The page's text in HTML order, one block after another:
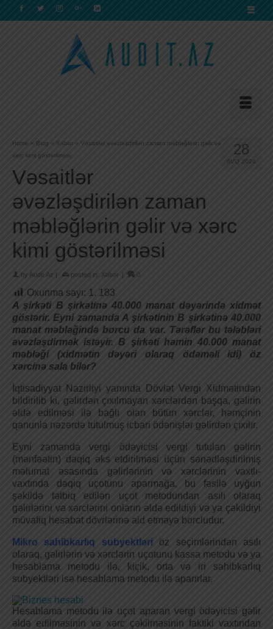
28
AVQ 2024
Home » Blog » Xəbər » Vəsaitlər əvəzləşdirilən zaman məbləğlərin gəlir və
xərc kimi göstərilməsi
Vəsaitlər
əvəzləşdirilən zaman
məbləğlərin gəlir və xərc
kimi göstərilməsi
by Audit.Az | posted in: Xəbər | 0
Oxunma sayı: 1. 183
A şirkəti B şirkətinə 40.000 manat dəyərində xidmət
göstərir. Eyni zamanda A şirkətinin B şirkətinə 40.000
manat məbləğində borcu da var. Tərəflər bu tələbləri
əvəzləşdirmək istəyir. B şirkəti həmin 40.000 manat
məbləği (xidmətin dəyəri olaraq ödəməli idi) öz
xərcinə sala bilər?
İqtisadiyyat Nazirliyi yanında Dövlət Vergi Xidmətindən
bildirilib ki, gəlirdən çıxılmayan xərclərdən başqa, gəlirin
əldə edilməsi ilə bağlı olan bütün xərclər, həmçinin
qanunla nəzərdə tutulmuş icbari ödənişlər gəlirdən çıxılır.
Eyni zamanda vergi ödəyicisi vergi tutulan gəlirin
(mənfəətin) dəqiq əks etdirilməsi üçün sənədləşdirilmiş
məlumat əsasında gəlirlərinin və xərclərinin vaxtlı-
vaxtında dəqiq uçotunu aparmağa, bu fəsilə uyğun
şəkildə tətbiq edilən uçot metodundan asılı olaraq
gəlirlərini və xərclərini onların əldə edildiyi və ya çəkildiyi
müvafiq hesabat dövrlərinə aid etməyə borcludur.
Mikro sahibkarlıq subyektləri öz seçimlərindən asılı
olaraq, gəlirlərin və xərclərin uçotunu kassa metodu və ya
hesablama metodu ilə, kiçik, orta və iri sahibkarlıq
subyektləri isə hesablama metodu ilə aparırlar.
Hesablama metodu ilə uçot aparan vergi ödəyicisi gəlir
əldə edilməsinin və xərc çəkilməsinin faktiki vaxtından